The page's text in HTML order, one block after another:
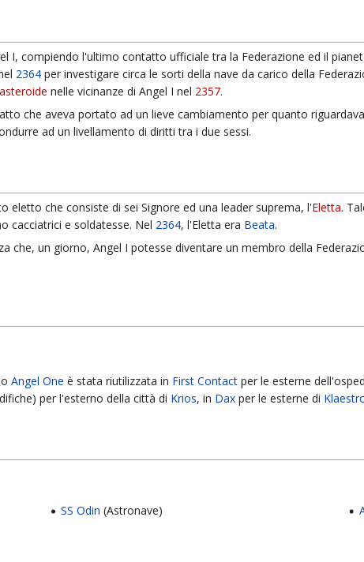
I, compiendo l'ultimo contatto ufficiale tra la Federazione ed il
2364 per investigare circa le sorti della nave da carico della
asteroide nelle vicinanze di Angel I nel 2357.
che aveva portato ad un lieve cambiamento per quanto
ad un livellamento di diritti tra i due sessi.
eletto che consiste di sei Signore ed una leader suprema, l'Eletta.
cacciatrici e soldatesse. Nel 2364, l'Eletta era Beata.
che, un giorno, Angel I potesse diventare un membro della
Angel One è stata riutilizzata in First Contact per le esterne
per l'esterno della città di Krios, in Dax per le esterne di
SS Odin (Astronave)